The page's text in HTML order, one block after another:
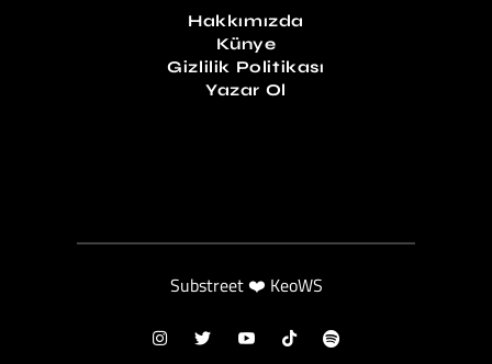
Hakkımızda
Künye
Gizlilik Politikası
Yazar Ol
Substreet ❤️ KeoWS